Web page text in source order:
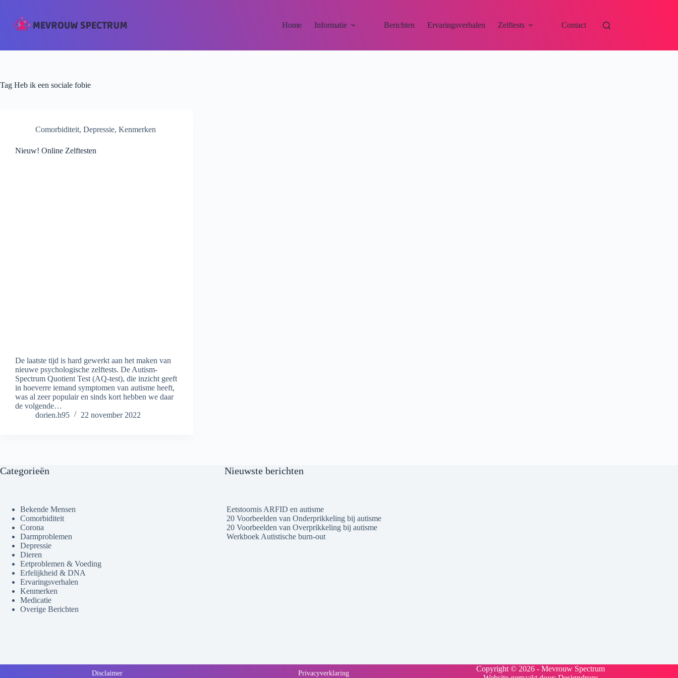
Home Informatie Berichten Ervaringsverhalen Zelftests Contact
Tag Heb ik een sociale fobie
Comorbiditeit, Depressie, Kenmerken
Nieuw! Online Zelftesten
De laatste tijd is hard gewerkt aan het maken van
nieuwe psychologische zelftests. De Autism-
Spectrum Quotient Test (AQ-test), die inzicht geeft
in hoeverre iemand symptomen van autisme heeft,
was al zeer populair en sinds kort hebben we daar
de volgende…
dorien.h95
22 november 2022
Categorieën
Bekende Mensen
Comorbiditeit
Corona
Darmproblemen
Depressie
Dieren
Eetproblemen & Voeding
Erfelijkheid & DNA
Ervaringsverhalen
Kenmerken
Medicatie
Overige Berichten
Nieuwste berichten
Eetstoornis ARFID en autisme
20 Voorbeelden van Onderprikkeling bij autisme
20 Voorbeelden van Overprikkeling bij autisme
Werkboek Autistische burn-out
Disclaimer Privacyverklaring
Copyright © 2026 - Mevrouw Spectrum